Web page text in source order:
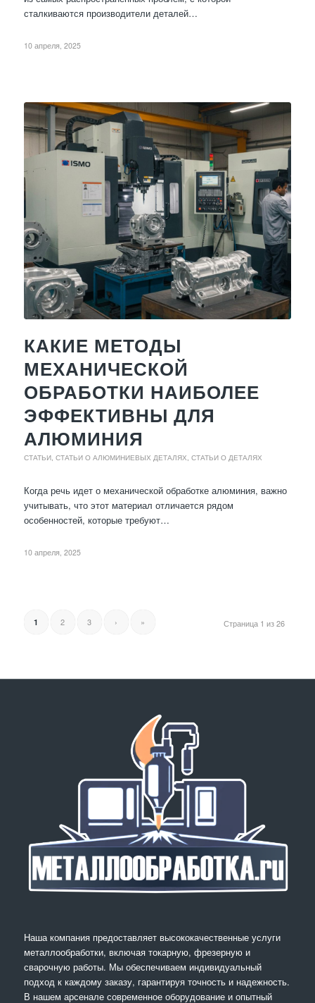
сталкиваются производители деталей…
10 апреля, 2025
КАКИЕ МЕТОДЫ
МЕХАНИЧЕСКОЙ
ОБРАБОТКИ НАИБОЛЕЕ
ЭФФЕКТИВНЫ ДЛЯ
АЛЮМИНИЯ
СТАТЬИ, СТАТЬИ О АЛЮМИНИЕВЫХ ДЕТАЛЯХ СТАТЬИ О ДЕТАЛЯХ
Когда речь идет о механической обработке алюминия, важно
учитывать, что этот материал отличается рядом
особенностей, которые требуют…
10 апреля, 2025
Страница 1 из 26
1 2 3 › »
Наша компания предоставляет высококачественные услуги
металлообработки, включая токарную, фрезерную и
сварочную работы. Мы обеспечиваем индивидуальный
подход к каждому заказу, гарантируя точность и надежность.
В нашем арсенале современное оборудование и опытный